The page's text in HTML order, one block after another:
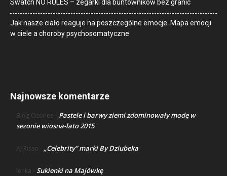
Swatch NO RULES – zegarki dla buntowników bez granic
Jak nasze ciało reaguje na poszczególne emocje. Mapa emocji
w ciele a choroby psychosomatyczne
Najnowsze komentarze
Blog Ozonee - Pastele i barwy ziemi zdominowały modę w
sezonie wiosna-lato 2015
AJ Risso - „Celebrity” marki By Dziubeka
lenka - Sukienki na Majówkę